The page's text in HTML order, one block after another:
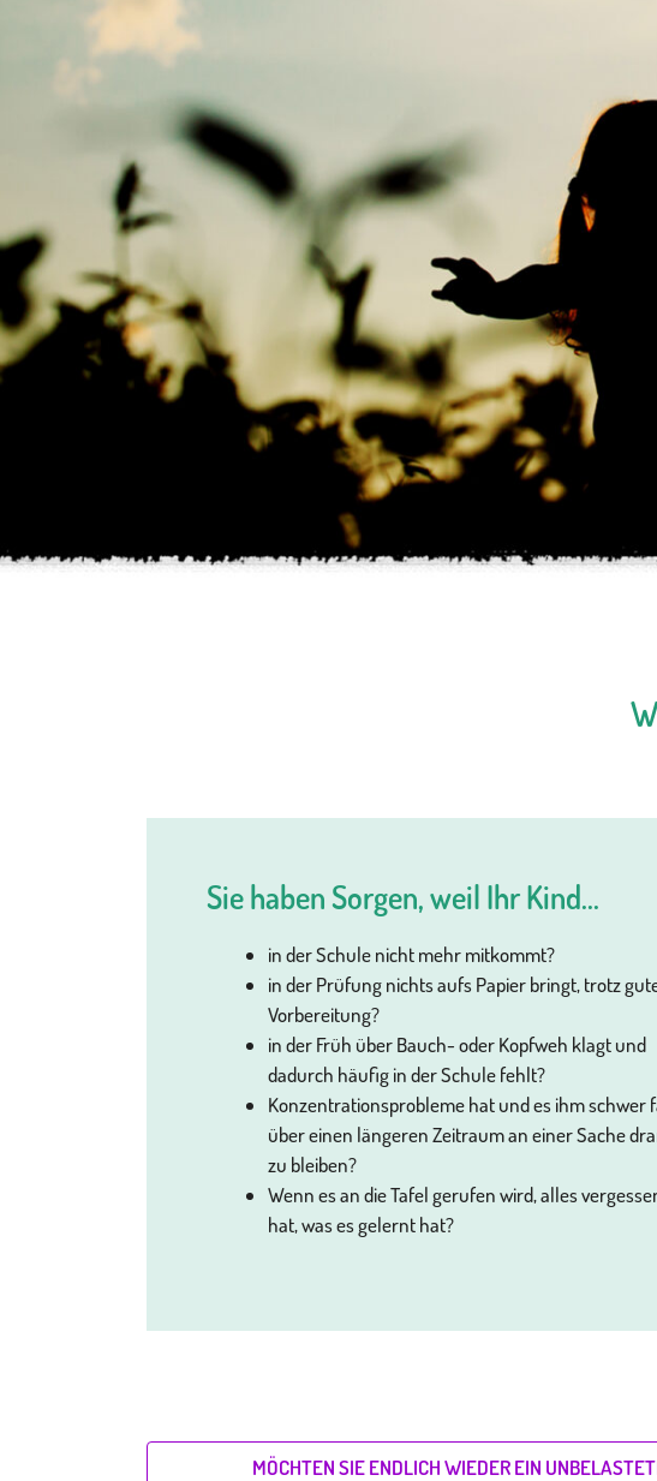
Sie haben Sorgen, weil Ihr Kind...
in der Schule nicht mehr mitkommt?
in der Prüfung nichts aufs Papier bringt, trotz
Vorbereitung?
in der Früh über Bauch- oder Kopfweh klagt und
dadurch häufig in der Schule fehlt?
Konzentrationsprobleme hat und es ihm schwer
über einen längeren Zeitraum an einer Sache
zu bleiben?
Wenn es an die Tafel gerufen wird, alles
hat, was es gelernt hat?
MÖCHTEN SIE ENDLICH WIEDER EIN